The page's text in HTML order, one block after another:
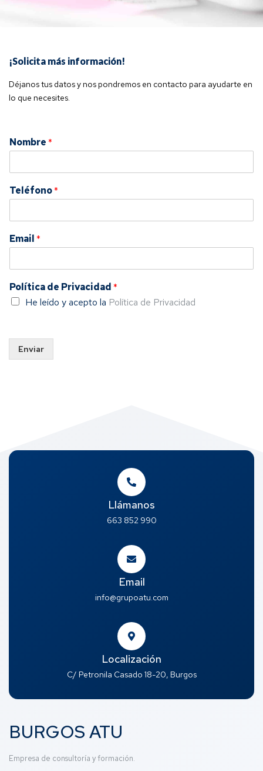
¡Solicita más información!
Déjanos tus datos y nos pondremos en contacto para ayudarte en
lo que necesites.
Nombre*
Teléfono*
Email*
Política de Privacidad*
He leído y acepto la Política de Privacidad
Enviar
Llámanos
663 852 990
Email
info@grupoatu.com
Localización
C/ Petronila Casado 18-20, Burgos
BURGOS ATU
Empresa de consultoría y formación.